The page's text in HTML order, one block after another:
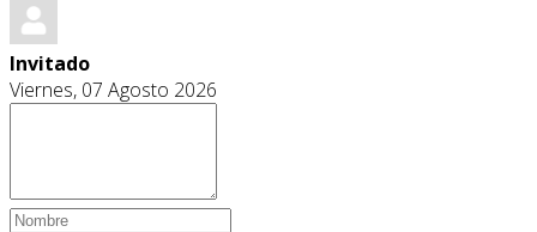
Invitado
Viernes, 07 Agosto 2026